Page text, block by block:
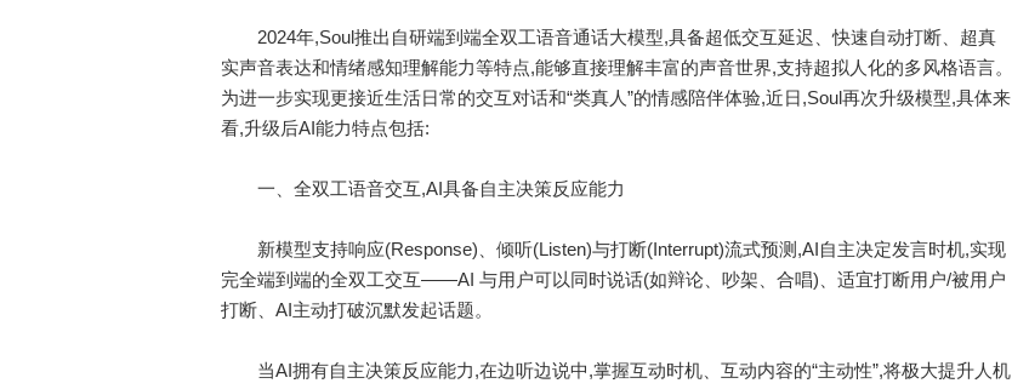
2024年,Soul推出自研端到端全双工语音通话大模型,具备超低交互延迟、快速自动打断、超真
实声音表达和情绪感知理解能力等特点,能够直接理解丰富的声音世界,支持超拟人化的多风格语言。
为进一步实现更接近生活日常的交互对话和“类真人”的情感陪伴体验,近日,Soul再次升级模型,具体来
看,升级后AI能力特点包括:
一、全双工语音交互,AI具备自主决策反应能力
新模型支持响应(Response)、倾听(Listen)与打断(Interrupt)流式预测,AI自主决定发言时机,实现
完全端到端的全双工交互——AI 与用户可以同时说话(如辩论、吵架、合唱)、适宜打断用户/被用户
打断、AI主动打破沉默发起话题。
当AI拥有自主决策反应能力,在边听边说中,掌握互动时机、互动内容的“主动性”,将极大提升人机